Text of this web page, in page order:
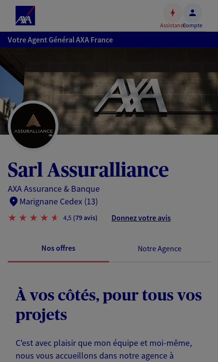
Accéder
au
Accéder
au
pied
de
page
AssistanceCompte
Votre Agent Général AXA France
Sarl Assuralliance
AXA Assurance & Banque
Marignane Cedex (13)
4,5 (79 avis) Donnez votre avis
Nos offres Notre Agence
À vos côtés, pour tous vos
projets
C'est avec plaisir que mon équipe et moi-même,
nous vous accueillons dans notre agence à